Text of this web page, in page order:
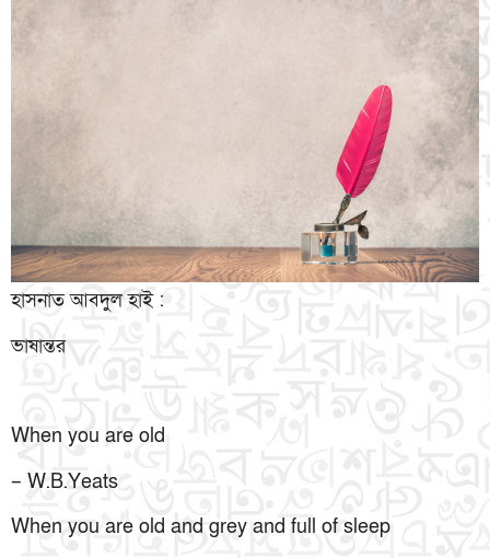
হাসনাত আবদুল হাই :
ভাষান্তর
When you are old
– W.B.Yeats
When you are old and grey and full of sleep